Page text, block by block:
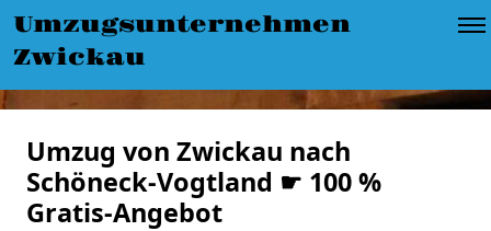
Umzugsunternehmen
Zwickau
Umzug von Zwickau nach
Schöneck-Vogtland ☛ 100 %
Gratis-Angebot